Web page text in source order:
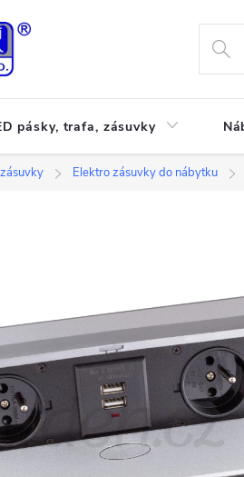
pásky, trafa, zásuvky
Elektro zásuvky do nábytku